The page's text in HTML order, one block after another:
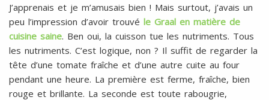
J’apprenais et je m’amusais bien ! Mais surtout, j’avais un
peu l’impression d’avoir trouvé le Graal en matière de
cuisine saine. Ben oui, la cuisson tue les nutriments. Tous
les nutriments. C’est logique, non ? Il suffit de regarder la
tête d’une tomate fraîche et d’une autre cuite au four
pendant une heure. La première est ferme, fraîche, bien
rouge et brillante. La seconde est toute rabougrie,